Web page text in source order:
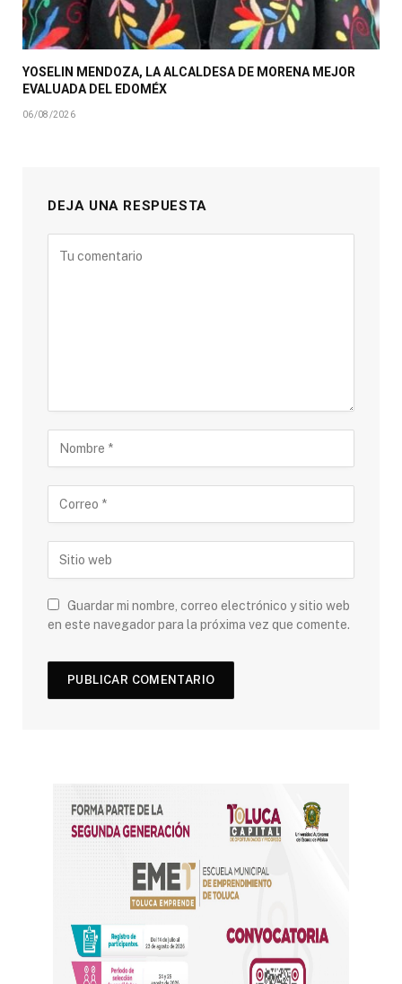
YOSELIN MENDOZA, LA ALCALDESA DE MORENA MEJOR
EVALUADA DEL EDOMÉX
06/08/2026
DEJA UNA RESPUESTA
Guardar mi nombre, correo electrónico y sitio web
en este navegador para la próxima vez que comente.